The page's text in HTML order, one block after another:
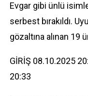
Evgar gibi ünlü
serbest bırakıldı.
gözaltına alınan 19
GİRİŞ 08.10.2025
20:33